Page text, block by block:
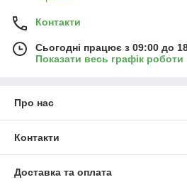
Контакти
Сьогодні працює з 09:00 до
Показати весь графік роботи
Про нас
Контакти
Доставка та оплата